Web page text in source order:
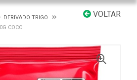
VOLTAR
DERIVADO TRIGO
COCO